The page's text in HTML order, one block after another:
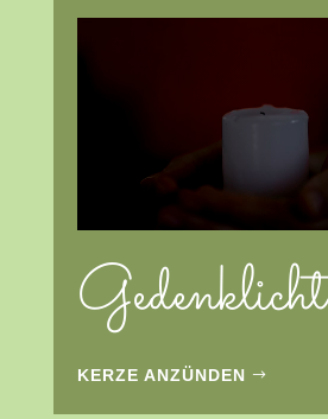
Gedenklicht
KERZE ANZÜNDEN